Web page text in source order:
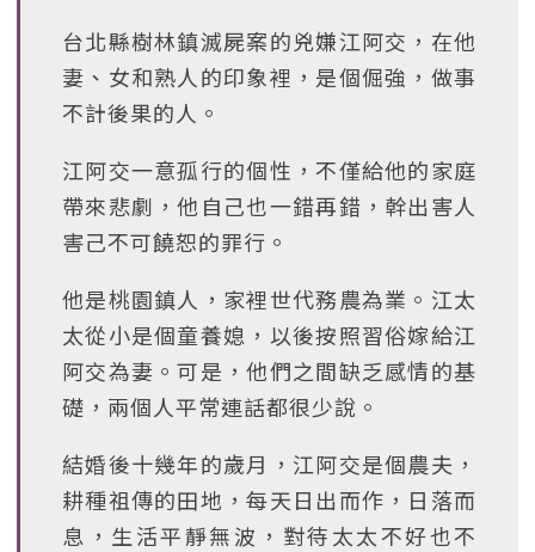
台北縣樹林鎮滅屍案的兇嫌江阿交，在他
妻、女和熟人的印象裡，是個倔強，做事
不計後果的人。
江阿交一意孤行的個性，不僅給他的家庭
帶來悲劇，他自己也一錯再錯，幹出害人
害己不可饒恕的罪行。
他是桃園鎮人，家裡世代務農為業。江太
太從小是個童養媳，以後按照習俗嫁給江
阿交為妻。可是，他們之間缺乏感情的基
礎，兩個人平常連話都很少說。
結婚後十幾年的歲月，江阿交是個農夫，
耕種祖傳的田地，每天日出而作，日落而
息，生活平靜無波，對待太太不好也不